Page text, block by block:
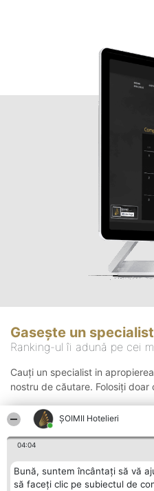
ȘOIMII Hotelieri
04:04
Bună, suntem încântați să vă
să faceți clic pe subiectul de
Gasește un specialist
Ranking-ul îi adună pe cei
Cauți un specialist in
nostru de căutare. Folosiți doar